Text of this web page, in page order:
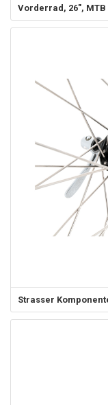
Vorderrad, 26", MTB
Strasser